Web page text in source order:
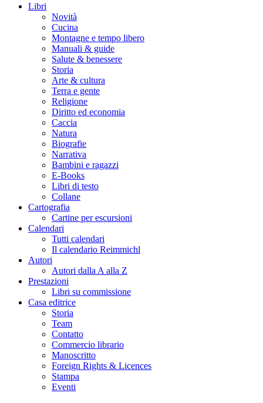
Libri
Novità
Cucina
Montagne e tempo libero
Manuali & guide
Salute & benessere
Storia
Arte & cultura
Terra e gente
Religione
Diritto ed economia
Caccia
Natura
Biografie
Narrativa
Bambini e ragazzi
E-Books
Libri di testo
Collane
Cartografia
Cartine per escursioni
Calendari
Tutti calendari
Il calendario Reimmichl
Autori
Autori dalla A alla Z
Prestazioni
Libri su commissione
Casa editrice
Storia
Team
Contatto
Commercio librario
Manoscritto
Foreign Rights & Licences
Stampa
Eventi